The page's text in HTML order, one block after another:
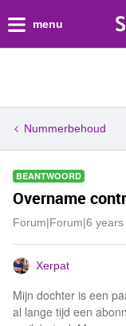
menu
Nummerbehoud
BEANTWOORD
Overname
Forum|Forum|6 years
Xerpat
Mijn dochter is een
al lange tijd een